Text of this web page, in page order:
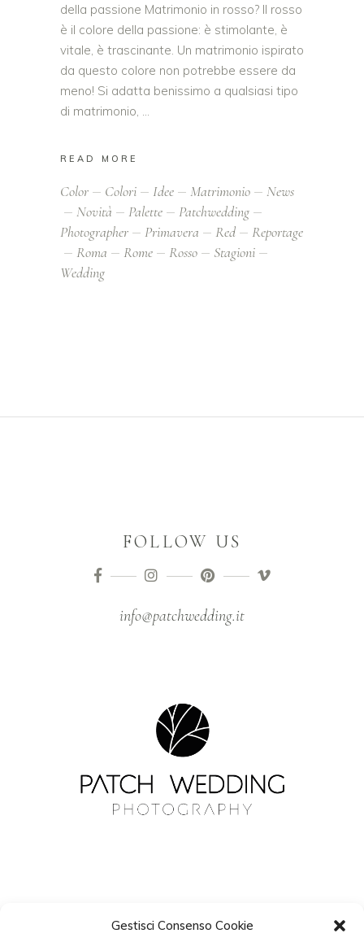
Gestisci Consenso Cookie
della passione Matrimonio in rosso? Il rosso
è il colore della passione: è stimolante, è
vitale, è trascinante. Un matrimonio ispirato
da questo colore non potrebbe essere da
meno! Si adatta benissimo a qualsiasi tipo
di matrimonio,
READ MORE
Color Colori Idee Matrimonio
News
Novità
Palette
Patchwedding
Photographer
Primavera Red
Reportage
Roma
Rome Rosso
Stagioni
Wedding
FOLLOW US
info@patchwedding.it